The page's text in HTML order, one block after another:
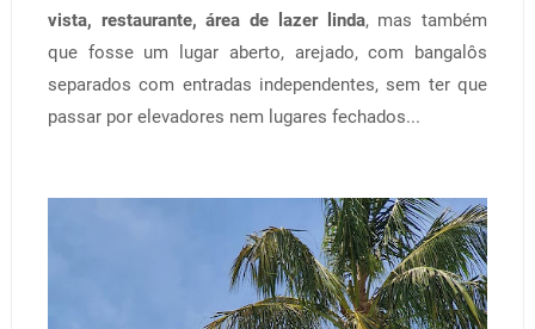
vista, restaurante, área de lazer linda, mas também
que fosse um lugar aberto, arejado, com bangalôs
separados com entradas independentes, sem ter que
passar por elevadores nem lugares fechados...